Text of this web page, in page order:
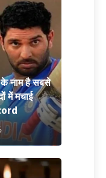
के नाम है सबसे
में मचाई